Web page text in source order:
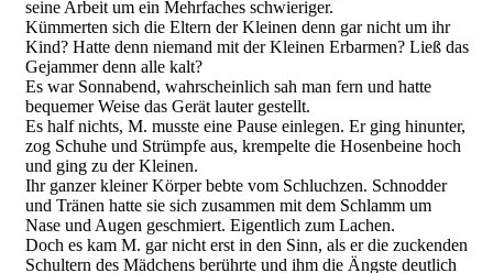
seine Arbeit um ein Mehrfaches schwieriger.
Kümmerten sich die Eltern der Kleinen denn gar nicht um ihr
Kind? Hatte denn niemand mit der Kleinen Erbarmen? Ließ das
Gejammer denn alle kalt?
Es war Sonnabend, wahrscheinlich sah man fern und hatte
bequemer Weise das Gerät lauter gestellt.
Es half nichts, M. musste eine Pause einlegen. Er ging hinunter,
zog Schuhe und Strümpfe aus, krempelte die Hosenbeine hoch
und ging zu der Kleinen.
Ihr ganzer kleiner Körper bebte vom Schluchzen. Schnodder
und Tränen hatte sie sich zusammen mit dem Schlamm um
Nase und Augen geschmiert. Eigentlich zum Lachen.
Doch es kam M. gar nicht erst in den Sinn, als er die zuckenden
Schultern des Mädchens berührte und ihm die Ängste deutlich